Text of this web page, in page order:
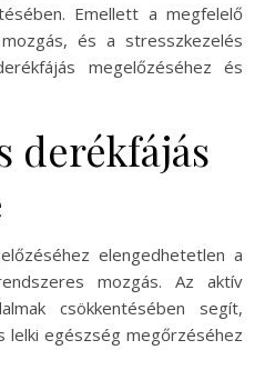
Emellett a megfelelő
és a stresszkezelés
megelőzéséhez és
derékfájás
elengedhetetlen a
mozgás. Az aktív
csökkentésében segít,
lelki egészség megőrzéséhez